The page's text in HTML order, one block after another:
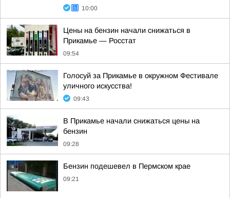
10:00
Цены на бензин начали снижаться в
Прикамье — Росстат
09:54
Голосуй за Прикамье в окружном Фестивале
уличного искусства!
09:43
В Прикамье начали снижаться цены на
бензин
09:28
Бензин подешевел в Пермском крае
09:21